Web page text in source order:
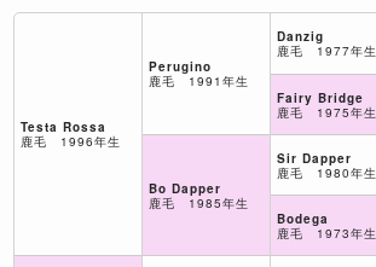
Testa Rossa
鹿毛 1996年生
Perugino
鹿毛 1991年生
Bo Dapper
鹿毛 1985年生
Danzig
鹿毛 1977年生
Fairy Bridge
鹿毛 1975年生
Sir Dapper
鹿毛 1980年生
Bodega
鹿毛 1973年生